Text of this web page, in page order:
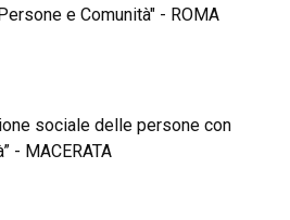
e Comunità" - ROMA
sociale delle persone con
- MACERATA